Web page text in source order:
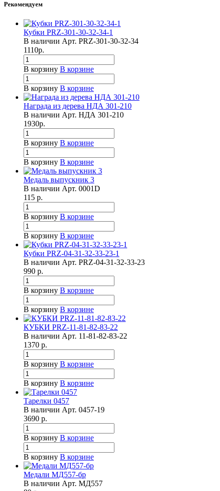
Рекомендуем
Кубки PRZ-301-30-32-34-1
В наличии Арт. PRZ-301-30-32-34
1110р.
В корзину В корзине
В корзину В корзине
Награда из дерева НДА 301-210
В наличии Арт. НДА 301-210
1930р.
В корзину В корзине
В корзину В корзине
Медаль выпускник 3
В наличии Арт. 0001D
115 р.
В корзину В корзине
В корзину В корзине
Кубки PRZ-04-31-32-33-23-1
В наличии Арт. PRZ-04-31-32-33-23
990 р.
В корзину В корзине
В корзину В корзине
КУБКИ PRZ-11-81-82-83-22
В наличии Арт. 11-81-82-83-22
1370 р.
В корзину В корзине
В корзину В корзине
Тарелки 0457
В наличии Арт. 0457-19
3690 р.
В корзину В корзине
В корзину В корзине
Медали МД557-бр
В наличии Арт. МД557